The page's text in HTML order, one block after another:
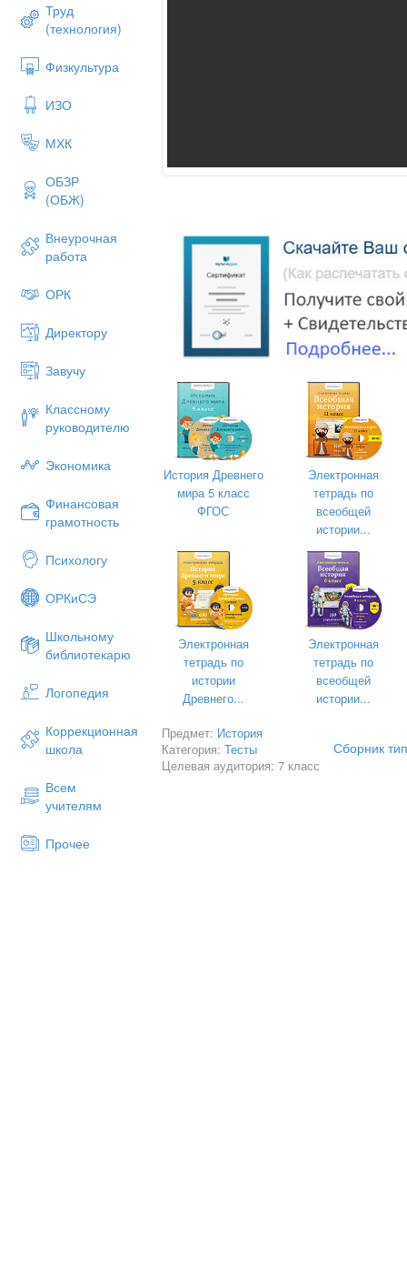
Труд
(технология)
Физкультура
ИЗО
МХК
ОБЗР
(ОБЖ)
Внеурочная
работа
ОРК
Директору
Завучу
Классному
руководителю
Экономика
Финансовая
грамотность
Психологу
ОРКиСЭ
Школьному
библиотекарю
Логопедия
Коррекционная
школа
Всем
учителям
Прочее
История Древнего
мира 5 класс
ФГОС
Электронная
тетрадь по
всеобщей
истории...
Электронная
тетрадь по
истории
Древнего...
Электронная
тетрадь по
всеобщей
истории...
Предмет: История
Категория:Тесты
Целевая аудитория: 7 класс
Сборник